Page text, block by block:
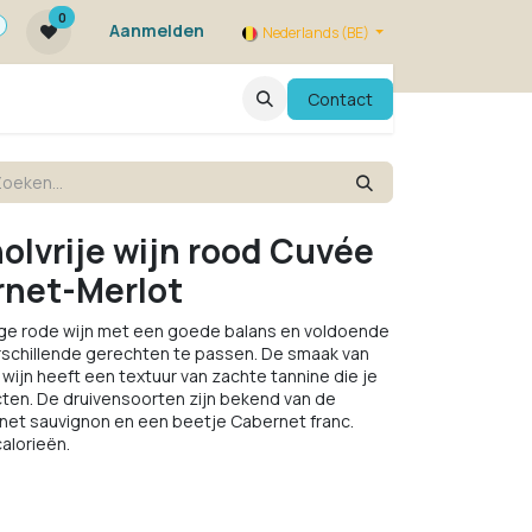
0
Aanmelden Nederlands (BE)
EvenementenContact
wijn rood Cuvée
Merlot
rode wijn met een goede balans en voldoende
gerechten te passen. De smaak van
heeft een textuur van zachte tannine die je
De druivensoorten zijn bekend van de
sauvignon en een beetje Cabernet franc.